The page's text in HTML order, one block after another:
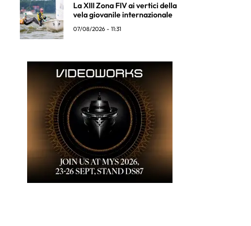
La XIII Zona FIV ai vertici della
vela giovanile internazionale
07/08/2026 - 11:31